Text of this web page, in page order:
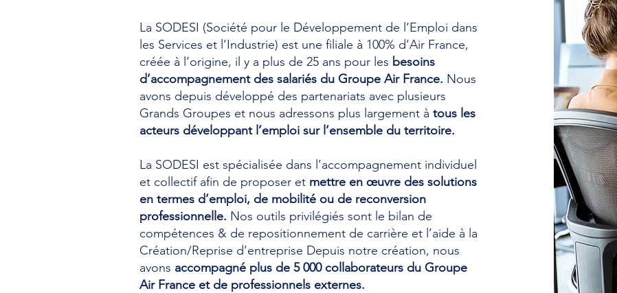
La SODESI (Société pour le Développement de l’Emploi dans
les Services et l’Industrie) est une filiale à 100% d’Air France,
créée à l’origine, il y a plus de 25 ans pour les besoins
d’accompagnement des salariés du Groupe Air France. Nous
avons depuis développé des partenariats avec plusieurs
Grands Groupes et nous adressons plus largement àtous les
acteurs développant l’emploi sur l’ensemble du territoire.
La SODESI est spécialisée dans l’accompagnement individuel
et collectif afin de proposer et mettre en œuvre des solutions
en termes d’emploi, de mobilité ou de reconversion
professionnelle. Nos outils privilégiés sont le bilan de
compétences & de repositionnement de carrière et l’aide à la
Création/Reprise d’entreprise Depuis notre création, nous
avons accompagné plus de 5 000 collaborateurs du Groupe
Air France et de professionnels externes.